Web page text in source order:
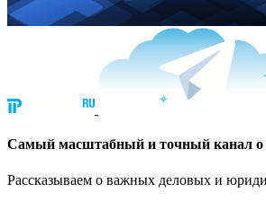
Cамый масштабный и точный канал о
Рассказываем о важных деловых и